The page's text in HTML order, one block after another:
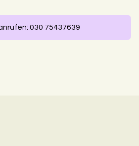
030 75437639